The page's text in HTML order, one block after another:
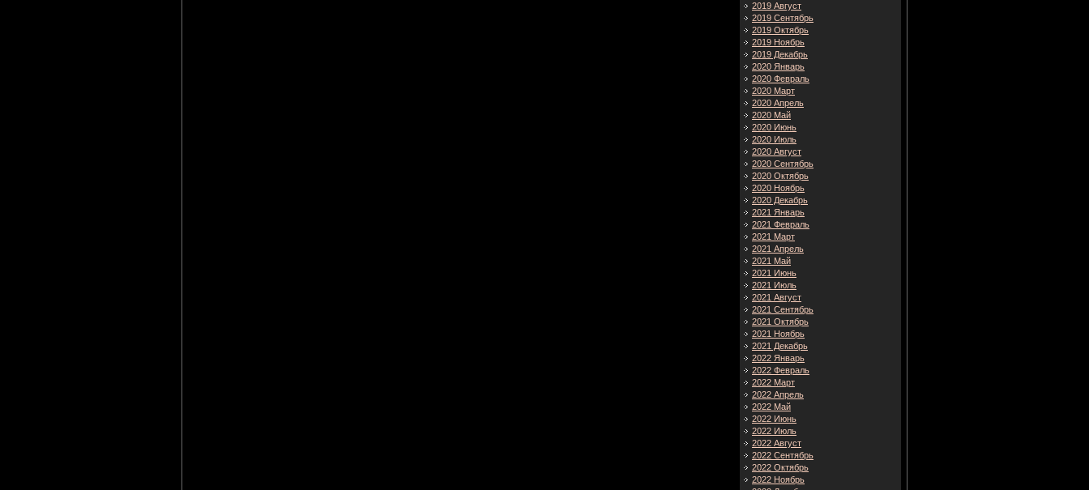
2019 Август
2019 Сентябрь
2019 Октябрь
2019 Ноябрь
2019 Декабрь
2020 Январь
2020 Февраль
2020 Март
2020 Апрель
2020 Май
2020 Июнь
2020 Июль
2020 Август
2020 Сентябрь
2020 Октябрь
2020 Ноябрь
2020 Декабрь
2021 Январь
2021 Февраль
2021 Март
2021 Апрель
2021 Май
2021 Июнь
2021 Июль
2021 Август
2021 Сентябрь
2021 Октябрь
2021 Ноябрь
2021 Декабрь
2022 Январь
2022 Февраль
2022 Март
2022 Апрель
2022 Май
2022 Июнь
2022 Июль
2022 Август
2022 Сентябрь
2022 Октябрь
2022 Ноябрь